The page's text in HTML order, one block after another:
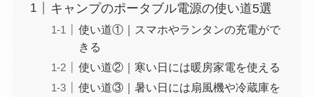
キャンプのポータブル電源の使い道5選
使い道①｜スマホやランタンの充電がで
きる
使い道②｜寒い日には暖房家電を使える
使い道③｜暑い日には扇風機や冷蔵庫を